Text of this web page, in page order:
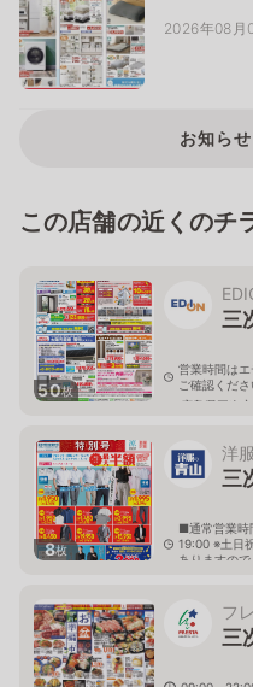
2026年08月
お知ら
この店舗の近くのチ
50枚
三
営業時間は
ご確認くださ
広島県三次
8枚
洋
三
■通常営業時
19:00 ※土日
ありますの
フ
三